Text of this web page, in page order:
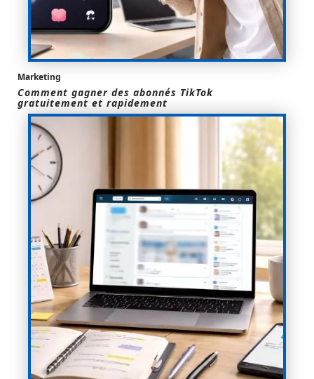
Marketing
Comment gagner des abonnés TikTok
gratuitement et rapidement